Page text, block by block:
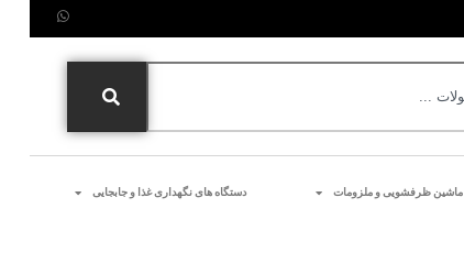
ماشین ظرفشویی و ملزومات دستگاه های نگهداری غذا و جابجایی